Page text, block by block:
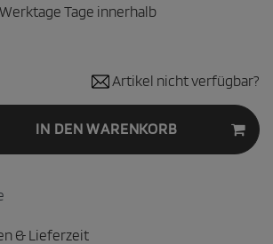
Tage innerhalb
Artikel nicht verfügbar?
IN DEN WARENKORB
& Lieferzeit